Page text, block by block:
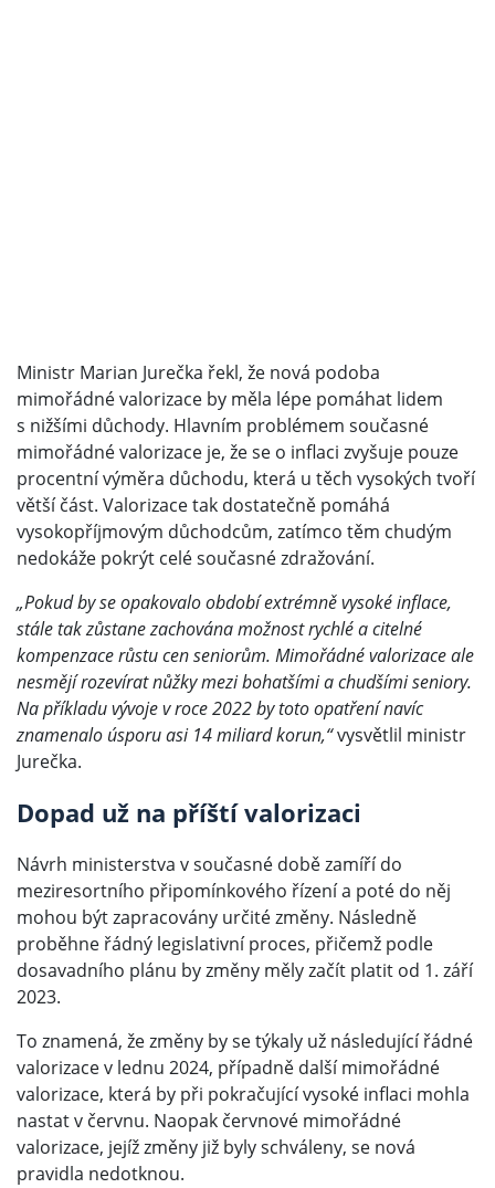
Ministr Marian Jurečka řekl, že nová podoba
mimořádné valorizace by měla lépe pomáhat lidem
s nižšími důchody. Hlavním problémem současné
mimořádné valorizace je, že se o inflaci zvyšuje pouze
procentní výměra důchodu, která u těch vysokých tvoří
větší část. Valorizace tak dostatečně pomáhá
vysokopříjmovým důchodcům, zatímco těm chudým
nedokáže pokrýt celé současné zdražování.
„Pokud by se opakovalo období extrémně vysoké inflace,
stále tak zůstane zachována možnost rychlé a citelné
kompenzace růstu cen seniorům. Mimořádné valorizace ale
nesmějí rozevírat nůžky mezi bohatšími a chudšími seniory.
Na příkladu vývoje v roce 2022 by toto opatření navíc
znamenalo úsporu asi 14 miliard korun,“vysvětlil ministr
Jurečka.
Dopad už na příští valorizaci
Návrh ministerstva v současné době zamíří do
meziresortního připomínkového řízení a poté do něj
mohou být zapracovány určité změny. Následně
proběhne řádný legislativní proces, přičemž podle
dosavadního plánu by změny měly začít platit od 1. září
2023.
To znamená, že změny by se týkaly už následující řádné
valorizace v lednu 2024, případně další mimořádné
valorizace, která by při pokračující vysoké inflaci mohla
nastat v červnu. Naopak červnové mimořádné
valorizace, jejíž změny již byly schváleny, se nová
pravidla nedotknou.